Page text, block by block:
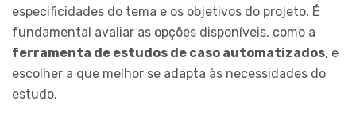
especificidades do tema e os objetivos do projeto. É
fundamental avaliar as opções disponíveis, como a
ferramenta de estudos de caso automatizados, e
escolher a que melhor se adapta às necessidades do
estudo.